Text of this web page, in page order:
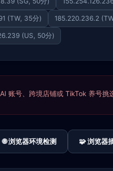
(TW, 35分) 185.220.236.2
(US, 50分)
账号、跨境店铺或 TikTok 养号挑
🌐 浏览器环境检测 🧩 浏览器